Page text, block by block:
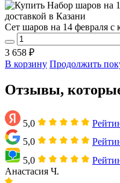
Сет шаров на 14 февраля с
3 658 ₽
В корзину Продолжить
Отзывы, которые
5,0
5,0
5,0
Анастасия Ч.